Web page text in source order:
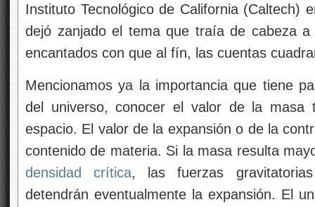
Instituto Tecnológico de California (Caltech)
dejó zanjado el tema que traía de cabeza
encantados con que al fín, las cuentas
Mencionamos ya la importancia que tiene
del universo, conocer el valor de la
espacio. El valor de la expansión o de la
contenido de materia. Si la masa resulta
densidad crítica, las fuerzas
detendrán eventualmente la expansión. El